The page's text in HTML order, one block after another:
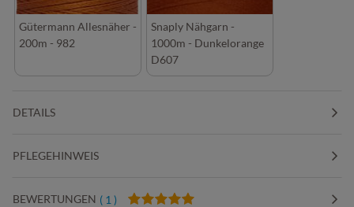
Gütermann Allesnäher -
200m - 982
Snaply Nähgarn -
1000m - Dunkelorange
D607
DETAILS
PFLEGEHINWEIS
BEWERTUNGEN ( 1 )